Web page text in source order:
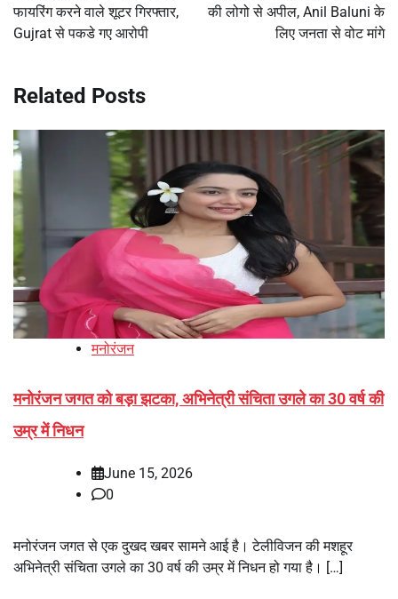
फायरिंग करने वाले शूटर गिरफ्तार,
Gujrat से पकडे गए आरोपी
की लोगो से अपील, Anil Baluni के
लिए जनता से वोट मांगे
Related Posts
मनोरंजन
मनोरंजन जगत को बड़ा झटका, अभिनेत्री संचिता उगले का 30 वर्ष की
उम्र में निधन
June 15, 2026
0
मनोरंजन जगत से एक दुखद खबर सामने आई है। टेलीविजन की मशहूर
अभिनेत्री संचिता उगले का 30 वर्ष की उम्र में निधन हो गया है। […]